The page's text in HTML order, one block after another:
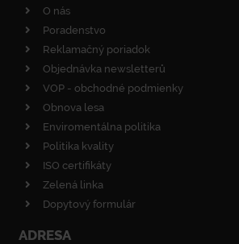
O nás
Poradenstvo
Reklamačný poriadok
Objednávka newsletterů
VOP - obchodné podmienky
Obnova lesa
Enviromentálna politika
Politika kvality
ISO certifikáty
Zelená linka
Dopytový formulár
ADRESA